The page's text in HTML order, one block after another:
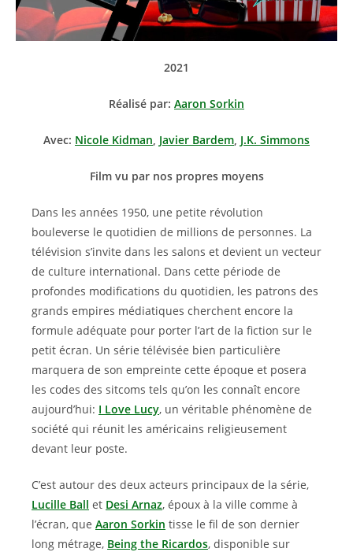
2021
Réalisé par: Aaron Sorkin
Avec: Nicole Kidman, Javier Bardem, J.K. Simmons
Film vu par nos propres moyens
Dans les années 1950, une petite révolution
bouleverse le quotidien de millions de personnes. La
télévision s’invite dans les salons et devient un vecteur
de culture international. Dans cette période de
profondes modifications du quotidien, les patrons des
grands empires médiatiques cherchent encore la
formule adéquate pour porter l’art de la fiction sur le
petit écran. Un série télévisée bien particulière
marquera de son empreinte cette époque et posera
les codes des sitcoms tels qu’on les connaît encore
aujourd’hui: I Love Lucy, un véritable phénomène de
société qui réunit les américains religieusement
devant leur poste.
C’est autour des deux acteurs principaux de la série,
Lucille Ball et Desi Arnaz, époux à la ville comme à
l’écran, que Aaron Sorkin tisse le fil de son dernier
long métrage, Being the Ricardos, disponible sur